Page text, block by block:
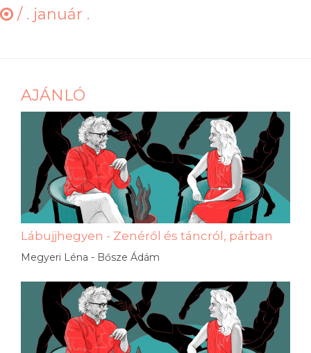
/ . január .
AJÁNLÓ
Lábujjhegyen - Zenéről és táncról, párban
Megyeri Léna - Bősze Ádám